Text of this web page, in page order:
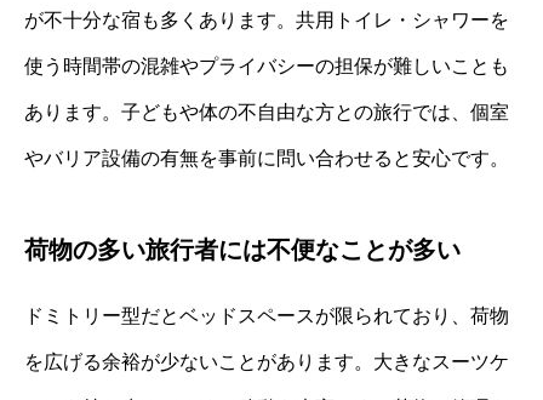
が不十分な宿も多くあります。共用トイレ・シャワーを
使う時間帯の混雑やプライバシーの担保が難しいことも
あります。子どもや体の不自由な方との旅行では、個室
やバリア設備の有無を事前に問い合わせると安心です。
荷物の多い旅行者には不便なことが多い
ドミトリー型だとベッドスペースが限られており、荷物
を広げる余裕が少ないことがあります。大きなスーツケ